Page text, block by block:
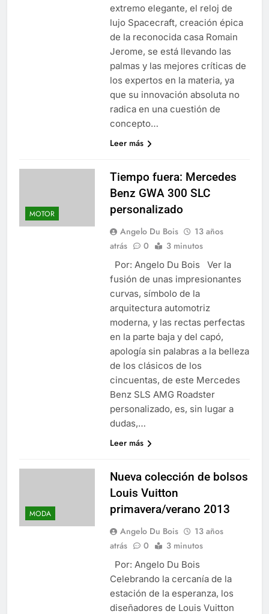
extremo elegante, el reloj de
lujo Spacecraft, creación épica
de la reconocida casa Romain
Jerome, se está llevando las
palmas y las mejores críticas de
los expertos en la materia, ya
que su innovación absoluta no
radica en una cuestión de
concepto…
Leer más
MOTOR
Tiempo fuera: Mercedes
Benz GWA 300 SLC
personalizado
Angelo Du Bois
13 años
atrás
0 3 minutos
Por: Angelo Du Bois Ver la
fusión de unas impresionantes
curvas, símbolo de la
arquitectura automotriz
moderna, y las rectas perfectas
en la parte baja y del capó,
apología sin palabras a la belleza
de los clásicos de los
cincuentas, de este Mercedes
Benz SLS AMG Roadster
personalizado, es, sin lugar a
dudas,…
Leer más
MODA
Nueva colección de bolsos
Louis Vuitton
primavera/verano 2013
Angelo Du Bois
13 años
atrás
0 3 minutos
Por: Angelo Du Bois
Celebrando la cercanía de la
estación de la esperanza, los
diseñadores de Louis Vuitton